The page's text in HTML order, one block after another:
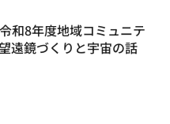
和8年度地域コミュニテ
遠鏡づくりと宇宙の話